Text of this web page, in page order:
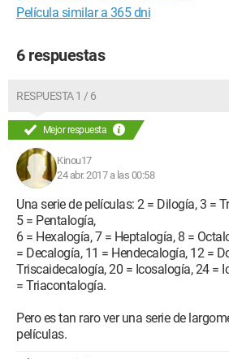
Película similar a 365 dni
6 respuestas
RESPUESTA 1 / 6
Mejor respuesta
Kinou17
24 abr. 2017 a las 00:58
Una serie de películas: 2 = Dilogía, 3 =
5 = Pentalogía,
6 = Hexalogía, 7 = Heptalogía, 8 =
= Decalogía, 11 = Hendecalogía, 12 =
Triscaidecalogía, 20 = Icosalogía, 24 =
= Triacontalogía.
Pero es tan raro ver una serie de
películas.